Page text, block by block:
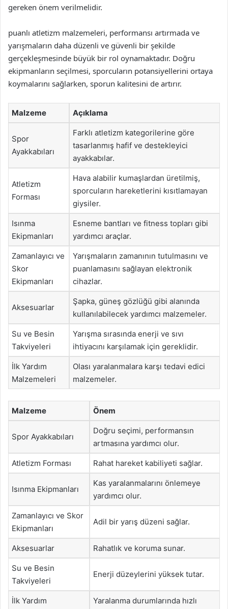
gereken önem verilmelidir.
puanlı atletizm malzemeleri, performansı artırmada ve
yarışmaların daha düzenli ve güvenli bir şekilde
gerçekleşmesinde büyük bir rol oynamaktadır. Doğru
ekipmanların seçilmesi, sporcuların potansiyellerini ortaya
koymalarını sağlarken, sporun kalitesini de artırır.
Malzeme Açıklama
Spor
Ayakkabıları
Farklı atletizm kategorilerine göre
tasarlanmış hafif ve destekleyici
ayakkabılar.
Atletizm
Forması
Hava alabilir kumaşlardan üretilmiş,
sporcuların hareketlerini kısıtlamayan
giysiler.
Isınma
Ekipmanları
Esneme bantları ve fitness topları gibi
yardımcı araçlar.
Zamanlayıcı ve
Skor
Ekipmanları
Yarışmaların zamanının tutulmasını ve
puanlamasını sağlayan elektronik
cihazlar.
Aksesuarlar
Şapka, güneş gözlüğü gibi alanında
kullanılabilecek yardımcı malzemeler.
Su ve Besin
Takviyeleri
Yarışma sırasında enerji ve sıvı
ihtiyacını karşılamak için gereklidir.
İlk Yardım
Malzemeleri
Olası yaralanmalara karşı tedavi edici
malzemeler.
Malzeme Önem
Spor Ayakkabıları
Doğru seçimi, performansın
artmasına yardımcı olur.
Atletizm Forması Rahat hareket kabiliyeti sağlar.
Isınma Ekipmanları
Kas yaralanmalarını önlemeye
yardımcı olur.
Zamanlayıcı ve Skor
Ekipmanları
Adil bir yarış düzeni sağlar.
Aksesuarlar Rahatlık ve koruma sunar.
Su ve Besin
Takviyeleri
Enerji düzeylerini yüksek tutar.
İlk Yardım
Yaralanma durumlarında hızlı